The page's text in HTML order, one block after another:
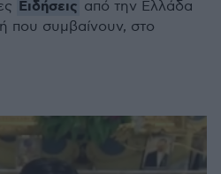
Ειδήσεις από την Ελλάδα
που συμβαίνουν, στο